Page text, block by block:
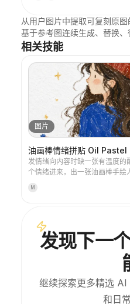
从用户图片中提取可复刻原
基于参考图连续生成、替换、
相关技能
图片
油画棒情绪拼贴 Oil
发情绪向内容时缺一张有温度的
个情绪进来，出一张油画棒手绘
M
发现下一
继续探索更多精选
和日